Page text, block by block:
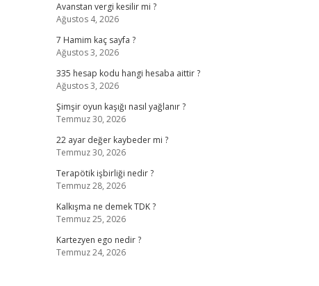
Avanstan vergi kesilir mi ?
Ağustos 4, 2026
7 Hamim kaç sayfa ?
Ağustos 3, 2026
335 hesap kodu hangi hesaba aittir ?
Ağustos 3, 2026
Şimşir oyun kaşığı nasıl yağlanır ?
Temmuz 30, 2026
22 ayar değer kaybeder mi ?
Temmuz 30, 2026
Terapötik işbirliği nedir ?
Temmuz 28, 2026
Kalkışma ne demek TDK ?
Temmuz 25, 2026
Kartezyen ego nedir ?
Temmuz 24, 2026